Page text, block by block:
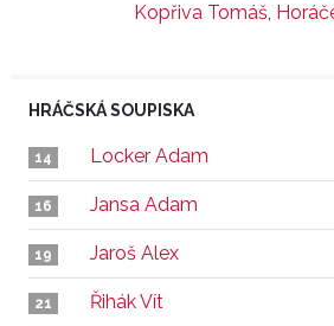
Kopřiva Tomáš,
HRÁČSKÁ SOUPISKA
14 Locker Adam
16 Jansa Adam
19 Jaroš Alex
21 Řihák Vít